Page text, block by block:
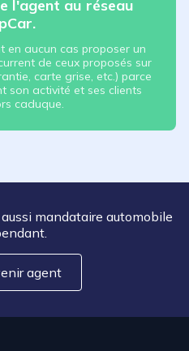
l'agent au réseau
en aucun cas proposer un
de ceux proposés sur
carte grise, etc.) parce
son activité et ses clients
caduque.
mandataire automobile
agent